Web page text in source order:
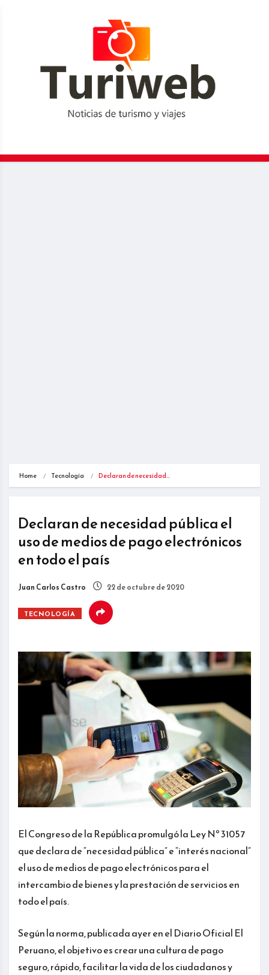
Home Tecnología Declaran de necesidad…
Declaran de necesidad pública el
uso de medios de pago electrónicos
en todo el país
Juan Carlos Castro 22 de octubre de 2020
TECNOLOGÍA
El Congreso de la República promulgó la Ley Nº 31057
que declara de “necesidad pública” e “interés nacional”
el uso de medios de pago electrónicos para el
intercambio de bienes y la prestación de servicios en
todo el país.
Según la norma, publicada ayer en el Diario Oficial El
Peruano, el objetivo es crear una cultura de pago
seguro, rápido, facilitar la vida de los ciudadanos y